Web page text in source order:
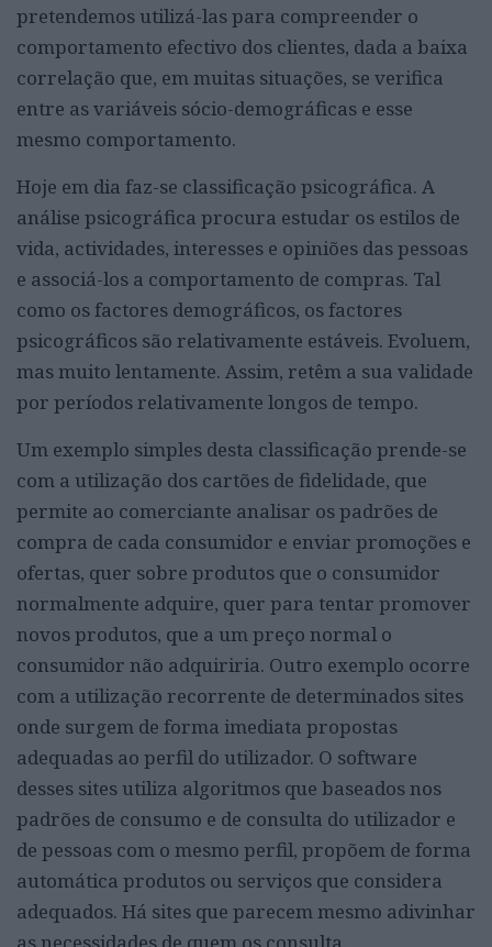
pretendemos utilizá-las para compreender o
comportamento efectivo dos clientes, dada a baixa
correlação que, em muitas situações, se verifica
entre as variáveis sócio-demográficas e esse
mesmo comportamento.
Hoje em dia faz-se classificação psicográfica. A
análise psicográfica procura estudar os estilos de
vida, actividades, interesses e opiniões das pessoas
e associá-los a comportamento de compras. Tal
como os factores demográficos, os factores
psicográficos são relativamente estáveis. Evoluem,
mas muito lentamente. Assim, retêm a sua validade
por períodos relativamente longos de tempo.
Um exemplo simples desta classificação prende-se
com a utilização dos cartões de fidelidade, que
permite ao comerciante analisar os padrões de
compra de cada consumidor e enviar promoções e
ofertas, quer sobre produtos que o consumidor
normalmente adquire, quer para tentar promover
novos produtos, que a um preço normal o
consumidor não adquiriria. Outro exemplo ocorre
com a utilização recorrente de determinados sites
onde surgem de forma imediata propostas
adequadas ao perfil do utilizador. O software
desses sites utiliza algoritmos que baseados nos
padrões de consumo e de consulta do utilizador e
de pessoas com o mesmo perfil, propõem de forma
automática produtos ou serviços que considera
adequados. Há sites que parecem mesmo adivinhar